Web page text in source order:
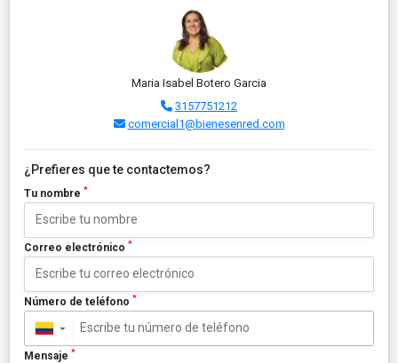
Maria Isabel Botero Garcia
3157751212
comercial1@bienesenred.com
¿Prefieres que te contactemos?
Tu nombre *
Correo electrónico *
Número de teléfono *
▼
Mensaje *